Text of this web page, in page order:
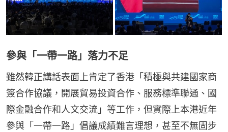
參與「一帶一路」落力不足
雖然韓正講話表面上肯定了香港「積極與共建國家商
簽合作協議，開展貿易投資合作、服務標準聯通、國
際金融合作和人文交流」等工作，但實際上本港近年
參與「一帶一路」倡議成績難言理想，甚至不無固步